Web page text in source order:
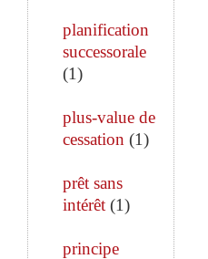
planification
successorale
(1)
plus-value de
cessation (1)
prêt sans
intérêt (1)
principe